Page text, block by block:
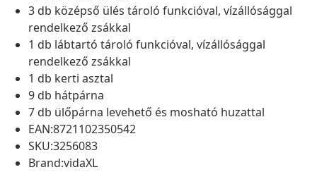
3 db középső ülés tároló funkcióval, vízállósággal
rendelkező zsákkal
1 db lábtartó tároló funkcióval, vízállósággal
rendelkező zsákkal
1 db kerti asztal
9 db hátpárna
7 db ülőpárna levehető és mosható huzattal
EAN:8721102350542
SKU:3256083
Brand:vidaXL